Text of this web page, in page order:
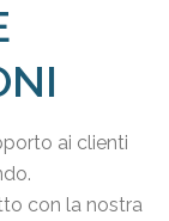
ai clienti
con la nostra